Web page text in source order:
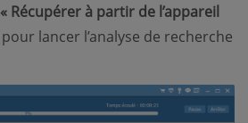
« Récupérer à partir de l’appareil
pour lancer l’analyse de recherche